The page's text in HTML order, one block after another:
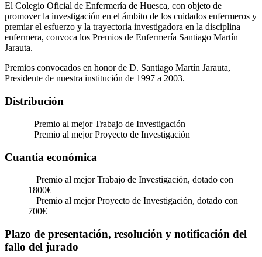
El Colegio Oficial de Enfermería de Huesca, con objeto de
promover la investigación en el ámbito de los cuidados enfermeros y
premiar el esfuerzo y la trayectoria investigadora en la disciplina
enfermera, convoca los Premios de Enfermería Santiago Martín
Jarauta.
Premios convocados en honor de D. Santiago Martín Jarauta,
Presidente de nuestra institución de 1997 a 2003.
Distribución
Premio al mejor Trabajo de Investigación
Premio al mejor Proyecto de Investigación
Cuantía económica
Premio al mejor Trabajo de Investigación, dotado con
1800€
Premio al mejor Proyecto de Investigación, dotado con
700€
Plazo de presentación, resolución y notificación del
fallo del jurado